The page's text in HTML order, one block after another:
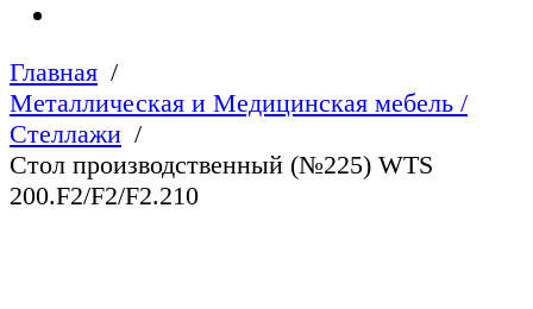
Главная
Металлическая и Медицинская мебель /
Стеллажи
Стол производственный (№225) WTS
200.F2/F2/F2.210